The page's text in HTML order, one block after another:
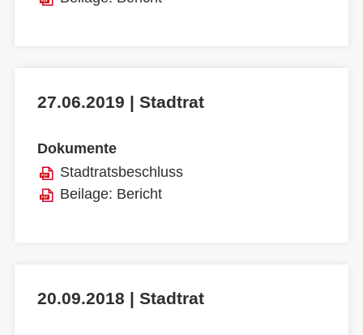
27.06.2019 | Stadtrat
Dokumente
Stadtratsbeschluss
Beilage: Bericht
20.09.2018 | Stadtrat